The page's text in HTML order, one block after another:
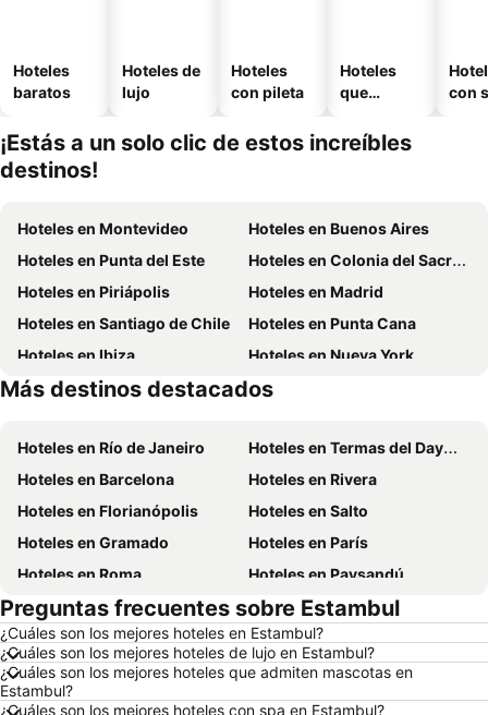
Hoteles
baratos
Hoteles de
lujo
Hoteles
con pileta
Hoteles
que
mascotas
con
¡Estás a un solo clic de estos increíbles
destinos!
Hoteles en Montevideo
Hoteles en Buenos Aires
Hoteles en Punta del Este
Hoteles en Colonia del Sacramento
Hoteles en Piriápolis
Hoteles en Madrid
Hoteles en Santiago de Chile
Hoteles en Punta Cana
Hoteles en Ibiza
Hoteles en Nueva York
Hoteles en Isla de Miconos
Hoteles en Aruba
Más destinos destacados
Hoteles en Río de Janeiro
Hoteles en Termas del Dayman
Hoteles en Barcelona
Hoteles en Rivera
Hoteles en Florianópolis
Hoteles en Salto
Hoteles en Gramado
Hoteles en París
Hoteles en Roma
Hoteles en Paysandú
Hoteles en San Carlos de Bariloche
Hoteles en Chuy
Hoteles en Maceió
Hoteles en Conil de la Frontera
Hoteles en Ámsterdam
Hoteles en Foz de Iguazú
Hoteles en Maragogi
Hoteles en Punta del Diablo
Preguntas frecuentes sobre Estambul
¿Cuáles son los mejores hoteles en Estambul?
¿Cuáles son los mejores hoteles de lujo en Estambul?
¿Cuáles son los mejores hoteles que admiten mascotas en
Estambul?
¿Cuáles son los mejores hoteles con spa en Estambul?